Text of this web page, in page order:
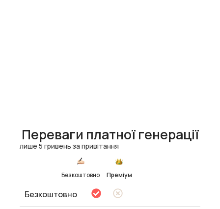
Переваги платної генерації
лише 5 гривень за привітання
Безкоштовно Преміум
Безкоштовно